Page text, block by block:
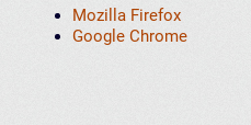
Mozilla Firefox
Google Chrome